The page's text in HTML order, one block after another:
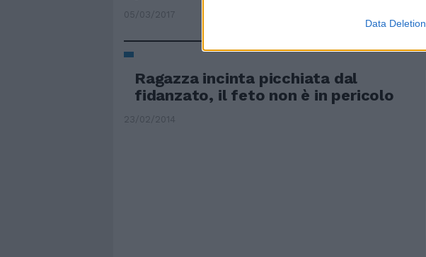
Data Deletion
05/03/2017
Ragazza incinta picchiata dal
fidanzato, il feto non è in pericolo
23/02/2014